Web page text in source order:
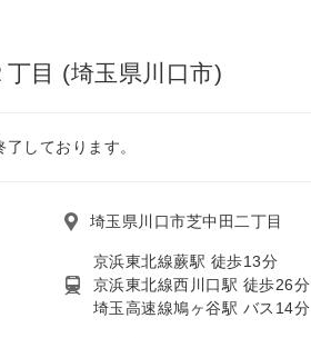
丁目 (埼玉県川口市)
しております。
埼玉県川口市芝中田二丁目
京浜東北線蕨駅 徒歩13分
京浜東北線西川口駅 徒歩26分
埼玉高速線鳩ヶ谷駅 バス14